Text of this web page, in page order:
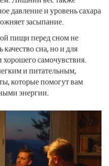
давление и уровень сахара
засыпание.
пищи перед сном не
сна, но и для
самочувствия.
и питательным,
которые помогут вам
энергии.